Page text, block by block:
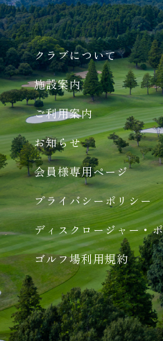
クラブについて
施設案内
ご利用案内
お知らせ
会員様専用ページ
プライバシーポリシー
ディスクロージャー・
ゴルフ場利用規約